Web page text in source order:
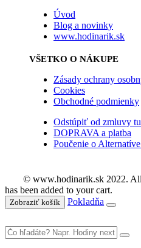
Úvod
Blog a novinky
www.hodinarik.sk
VŠETKO O NÁKUPE
Zásady ochrany
Cookies
Obchodné podmienky
Odstúpiť od zmluvy tu
DOPRAVA a platba
Poučenie o
© www.hodinarik.sk 2022.
has been added to your cart.
Zobraziť košík Pokladňa